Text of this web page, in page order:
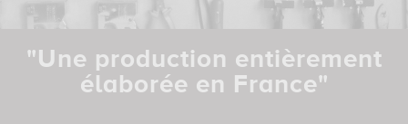
"Une production entièrement
élaborée en France"